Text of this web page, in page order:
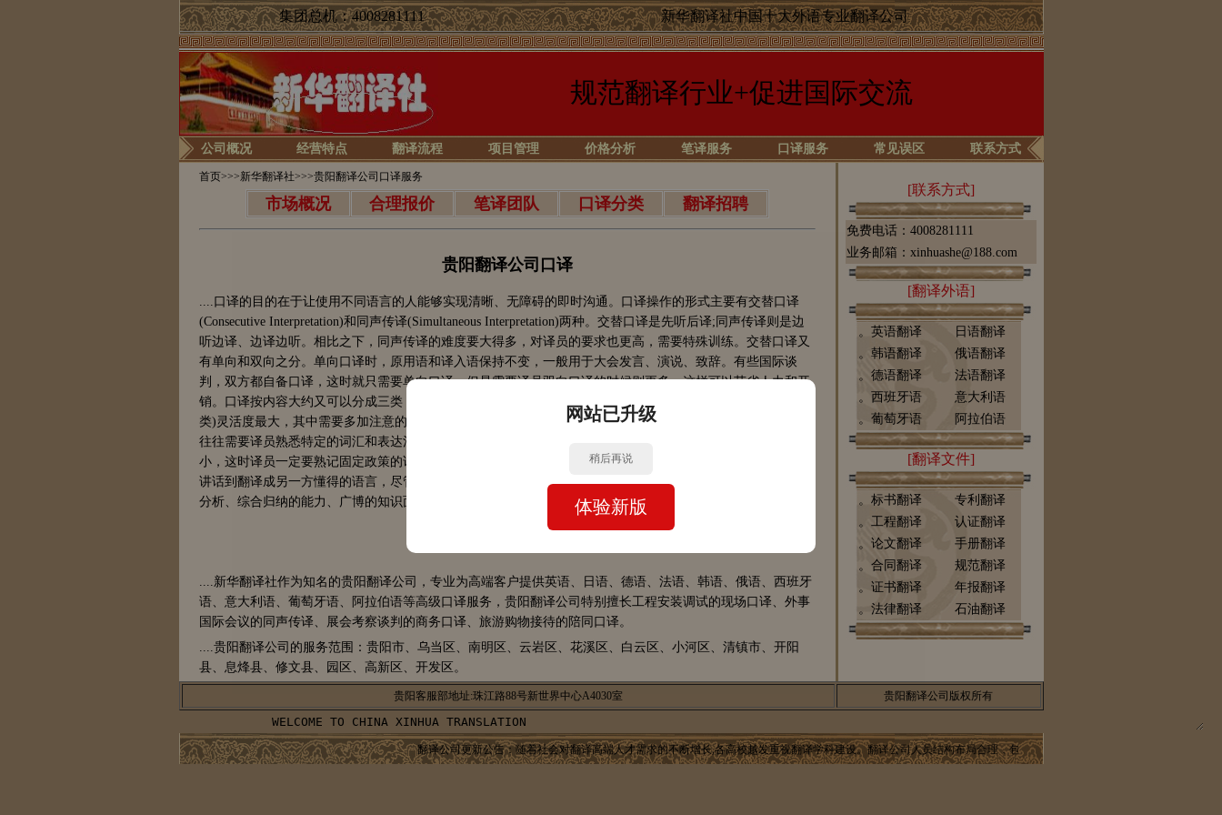
集团总机：4008281111 新华翻译社中国十大外语专业翻译公司
规范翻译行业+促进国际交流
公司概况 经营特点 翻译流程 项目管理 价格分析 笔译服务 口译服务 常见误区 联系方式
首页>>>新华翻译社>>>贵阳翻译公司口译服务
市场概况 合理报价 笔译团队 口译分类 翻译招聘
贵阳翻译公司口译
....口译的目的在于让使用不同语言的人能够实现清晰、无障碍的即时沟通。口译操作的形式主要有交替口译
(Consecutive Interpretation)和同声传译(Simultaneous Interpretation)两种。交替口译是先听后译;同声传译则是边
听边译、边译边听。 相比之下，同声传译的难度要大得多，对译员的要求也更高，需要特殊训练。交替口译又
有单向和双向之分。单向口译时，原用语和译入语保持不变，一般用于大会发言、演说、致辞。有些国际谈
判，双方都自备口译，这时就只需要单向口译。但是需要译员双向口译的时候则更多，这样可以节省人力和开
销。口译按内容大约又可以分成三类，其要求又稍有不同。第一类是一般生活口译(包括旅游、接待、购物一
类)灵活度最大，其中需要多加注意的是对方的文化传统、风俗习惯等问题。第二类是一般专业交流的翻译，这
往往需要译员熟悉特定的词汇和表达法。第三类是涉及外交、对外谈判等重大方针政策的口译，灵活性就极
小，这时译员一定要熟记固定政策的译法，不但用词和表达法不能错，连时态也不能错。口译员从听懂一方的
讲话到翻译成另一方懂得的语言，尽管时间很短，却经过了理解分析、记忆、重新组织的复杂过程，需要具有
分析、综合归纳的能力、广博的知识面和良好的心理素质以及政治道德素养。
....新华翻译社作为知名的贵阳翻译公司，专业为高端客户提供英语、日语、德语、法语、韩语、俄语、西班牙
语、意大利语、葡萄牙语、阿拉伯语等高级口译服务，贵阳翻译公司特别擅长工程安装调试的现场口译、外事
国际会议的同声传译、展会考察谈判的商务口译、旅游购物接待的陪同口译。
....贵阳翻译公司的服务范围：贵阳市、乌当区、南明区、云岩区、花溪区、白云区、小河区、清镇市、开阳
县、息烽县、修文县、园区、高新区、开发区。
[联系方式]
免费电话：4008281111
业务邮箱：xinhuashe@188.com
[翻译外语]
。英语翻译
日语翻译
。韩语翻译
俄语翻译
。德语翻译
法语翻译
。西班牙语
意大利语
。葡萄牙语
阿拉伯语
[翻译文件]
。标书翻译
专利翻译
。工程翻译
认证翻译
。论文翻译
手册翻译
。合同翻译
规范翻译
。证书翻译
年报翻译
。法律翻译
石油翻译
贵阳客服部地址:珠江路88号新世界中心A4030室 贵阳翻译公司版权所有
翻译公司更新公告：随着社会对翻译高端人才需求的不断增长,各高校越发重视翻译学科建设。翻译公司人员结构布局合理，包括专职翻译、译审、校对、编辑、排版工
网站已升级
稍后再说
体验新版